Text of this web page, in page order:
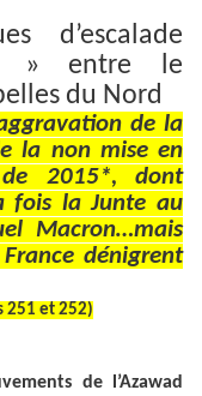
d’escalade
» entre le
du Nord
de la
la non mise en
de 2015*, dont
fois la Junte au
Macron…mais
dénigrent
251 et 252)
de l’Azawad